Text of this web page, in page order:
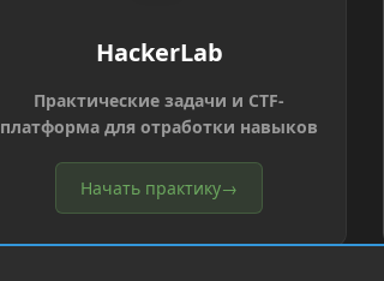
HackerLab
Практические задачи и CTF-
платформа для отработки навыков
Начать практику→